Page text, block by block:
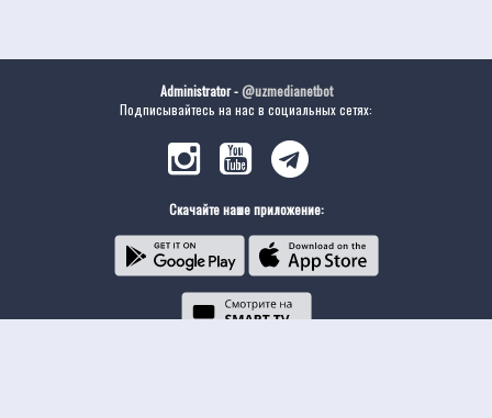
Administrator -@uzmedianetbot
Подписывайтесь на нас в социальных сетях:
Скачайте наше приложение: